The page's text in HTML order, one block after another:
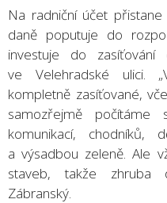
Na radniční účet
daně poputuje do
investuje do zasíťování
ve Velehradské ulici.
kompletně zasíťované,
samozřejmě počítáme
komunikací, chodníků,
a výsadbou zeleně. Ale
staveb, takže zhruba
Zábranský.